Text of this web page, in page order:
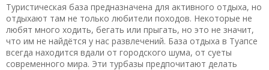
Туристическая база предназначена для активного отдыха, но
отдыхают там не только любители походов. Некоторые не
любят много ходить, бегать или прыгать, но это не значит,
что им не найдётся у нас развлечений. База отдыха в Туапсе
всегда находится вдали от городского шума, от суеты
современного мира. Эти турбазы предпочитают делать